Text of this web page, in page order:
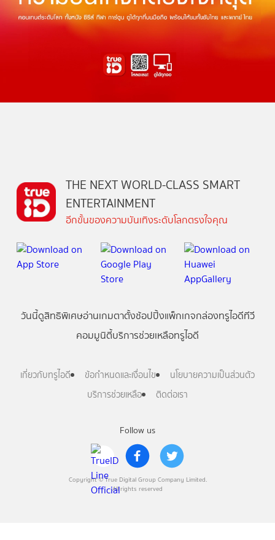
Follow us
Copyright © True Digital Group Company Limited.
All rights reserved
THE NEXT WORLD-CLASS SMART
ENTERTAINMENT
อีกขั้นของความบันเทิงระดับโลกตรงใจคุณ
วันนี้ดูสิทธิพิเศษอ่านเกมตาตั้งช้อปปิ้งแพ็กเกจกล่องทรูไอดีทีวี
คอมมูนิตี้บริการช่วยเหลือทรูไอดี
เกี่ยวกับทรูไอดี ข้อกำหนดและเงื่อนไข
นโยบายความเป็นส่วนตัว
บริการช่วยเหลือ
ติดต่อเรา